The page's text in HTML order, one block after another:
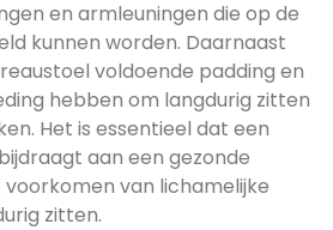
en armleuningen die op de
kunnen worden. Daarnaast
voldoende padding en
hebben om langdurig zitten
Het is essentieel dat een
aan een gezonde
van lichamelijke
zitten.